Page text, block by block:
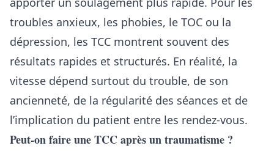
troubles anxieux, les phobies, le TOC ou la
dépression, les TCC montrent souvent des
résultats rapides et structurés. En réalité, la
vitesse dépend surtout du trouble, de son
ancienneté, de la régularité des séances et de
l’implication du patient entre les rendez-vous.
Peut-on faire une TCC après un traumatisme ?